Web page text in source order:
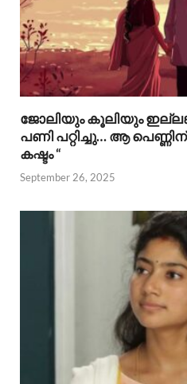
ജോലിയും കൂലിയും
പണി പറ്റിച്ചു… ആ പെണ്ണിന്
കഷ്ടം “
September 26, 2025